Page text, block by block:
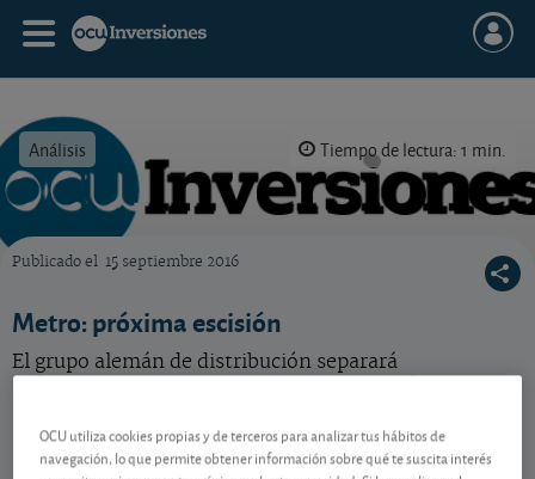
Análisis Tiempo de lectura: 1 min.
Publicado el 15 septiembre 2016
Metro: próxima escisión
El grupo alemán de distribución separará
Contenido reservado a SOCIOS
OCU utiliza cookies propias y de terceros para analizar tus hábitos de
navegación, lo que permite obtener información sobre qué te suscita interés